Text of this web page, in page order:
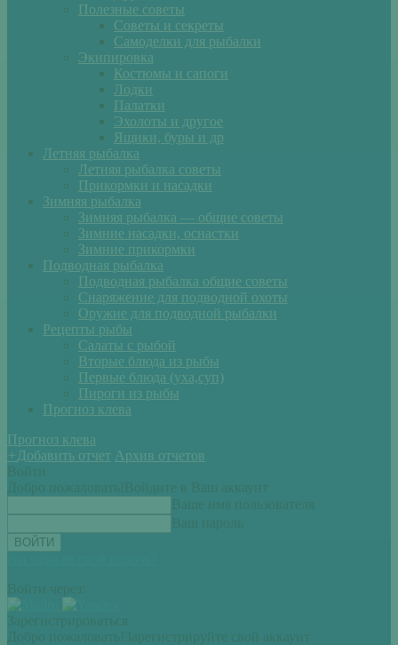
Полезные советы
Советы и секреты
Самоделки для рыбалки
Экипировка
Костюмы и сапоги
Лодки
Палатки
Эхолоты и другое
Ящики, буры и др
Летняя рыбалка
Летняя рыбалка советы
Прикормки и насадки
Зимняя рыбалка
Зимняя рыбалка — общие советы
Зимние насадки, оснастки
Зимние прикормки
Подводная рыбалка
Подводная рыбалка общие советы
Снаряжение для подводной охоты
Оружие для подводной рыбалки
Рецепты рыбы
Салаты с рыбой
Вторые блюда из рыбы
Первые блюда (уха,суп)
Пироги из рыбы
Прогноз клева
Прогноз клева
+ Добавить отчет Архив отчетов
Войти
Добро пожаловать! Войдите в Ваш аккаунт
Ваше имя пользователя
Ваш пароль
Войти через:
Зарегистрироваться
Добро пожаловать! Зарегистрируйте свой аккаунт